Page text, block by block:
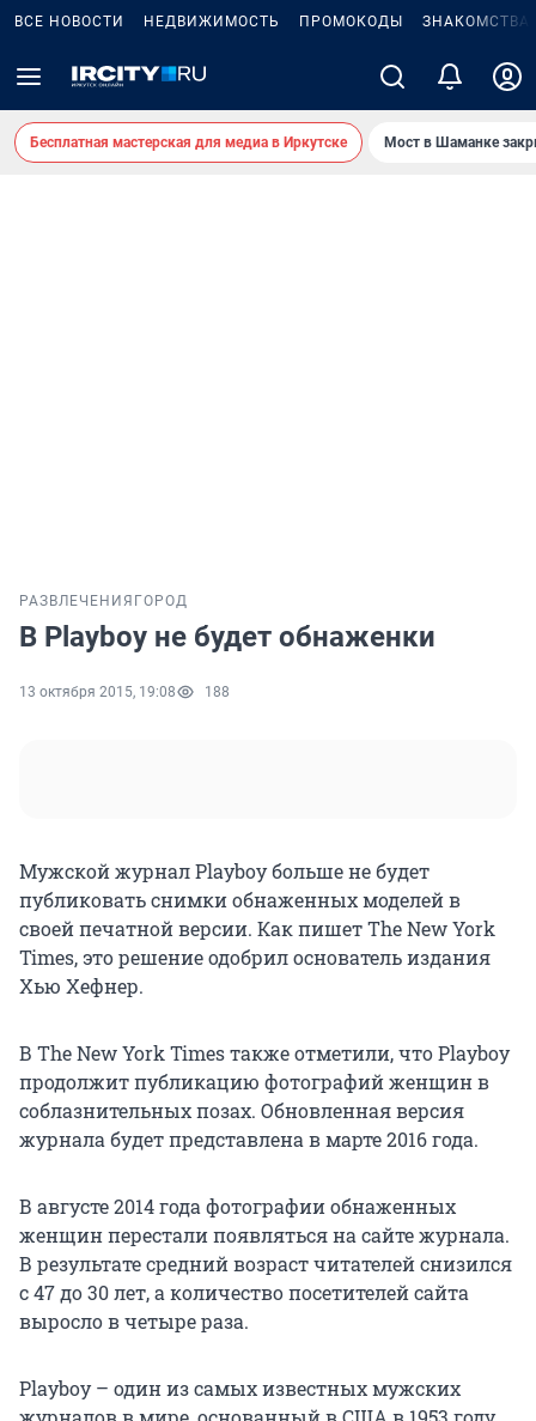
ВСЕ НОВОСТИ НЕДВИЖИМОСТЬ ПРОМОКОДЫ ЗНАКОМСТВА
Бесплатная мастерская для медиа в Иркутске Мост в Шаманке
РАЗВЛЕЧЕНИЯ ГОРОД
В Playboy не будет обнаженки
13 октября 2015, 19:08 188
Мужской журнал Playboy больше не будет
публиковать снимки обнаженных моделей в
своей печатной версии. Как пишет The New York
Times, это решение одобрил основатель издания
Хью Хефнер.
В The New York Times также отметили, что Playboy
продолжит публикацию фотографий женщин в
соблазнительных позах. Обновленная версия
журнала будет представлена в марте 2016 года.
В августе 2014 года фотографии обнаженных
женщин перестали появляться на сайте журнала.
В результате средний возраст читателей снизился
с 47 до 30 лет, а количество посетителей сайта
выросло в четыре раза.
Playboy – один из самых известных мужских